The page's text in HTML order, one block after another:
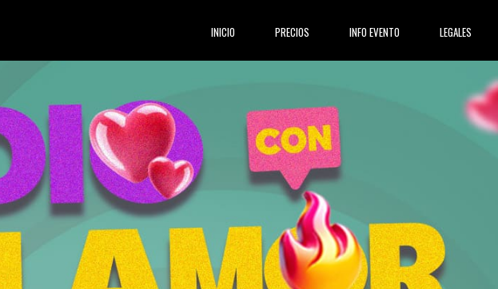
INICIO(current) PRECIOS INFO EVENTO LEGALES